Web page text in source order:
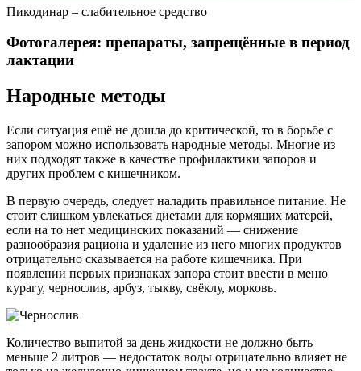
Пикодинар – слабительное средство
Фотогалерея: препараты, запрещённые в период
лактации
Народные методы
Если ситуация ещё не дошла до критической, то в борьбе с
запором можно использовать народные методы. Многие из
них подходят также в качестве профилактики запоров и
других проблем с кишечником.
В первую очередь, следует наладить правильное питание. Не
стоит слишком увлекаться диетами для кормящих матерей,
если на то нет медицинских показаний — снижение
разнообразия рациона и удаление из него многих продуктов
отрицательно сказывается на работе кишечника. При
появлении первых признаках запора стоит ввести в меню
курагу, чернослив, арбуз, тыкву, свёклу, морковь.
Количество выпитой за день жидкости не должно быть
меньше 2 литров — недостаток воды отрицательно влияет не